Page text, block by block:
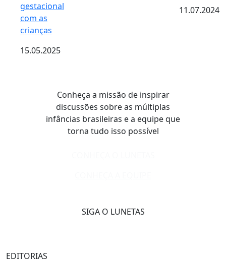
gestacional
com as
crianças
15.05.2025
11.07.2024
Conheça a missão de inspirar
discussões sobre as múltiplas
infâncias brasileiras e a equipe que
torna tudo isso possível
SIGA O LUNETAS
EDITORIAS